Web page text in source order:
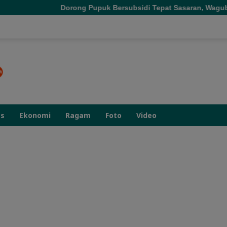
Pupuk Bersubsidi Tepat Sasaran, Wagub Malut Tekankan
Ekonomi Ragam Foto Video